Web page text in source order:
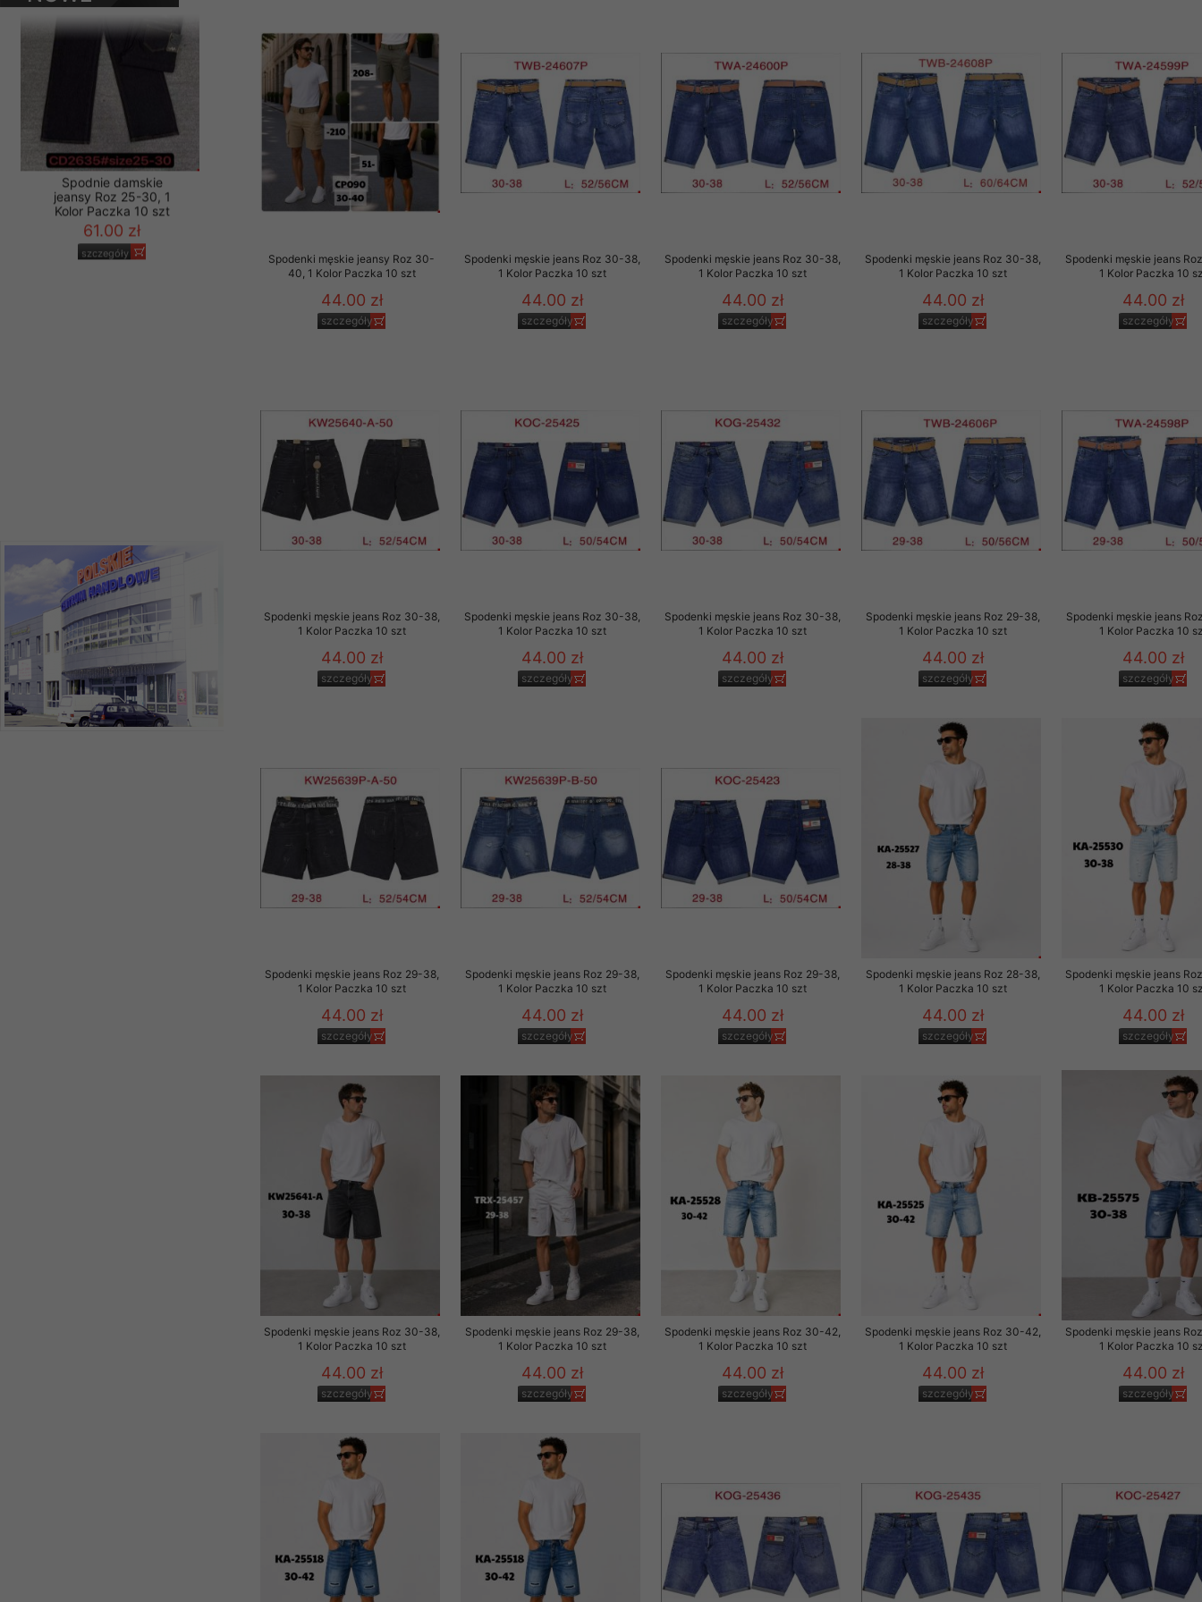
PRODUKTY
Spodnie damskie
jeansy Roz 25-30, 1
Spodenki męskie jeansy Roz 30-
40, 1 Kolor Paczka 10 szt
44.00 zł
szczegóły
Spodenki męskie jeans Roz 30-38,
1 Kolor Paczka 10 szt
44.00 zł
szczegóły
Spodenki męskie jeans Roz 30-38,
1 Kolor Paczka 10 szt
44.00 zł
szczegóły
Spodenki męskie jeans Roz 30-38,
1 Kolor Paczka 10 szt
44.00 zł
szczegóły
Spodenki męskie jeans
1 Kolor Paczka 10
44.00 zł
szczegóły
Spodenki męskie jeans Roz 30-38,
1 Kolor Paczka 10 szt
44.00 zł
szczegóły
Spodenki męskie jeans Roz 30-38,
1 Kolor Paczka 10 szt
44.00 zł
szczegóły
Spodenki męskie jeans Roz 30-38,
1 Kolor Paczka 10 szt
44.00 zł
szczegóły
Spodenki męskie jeans Roz 29-38,
1 Kolor Paczka 10 szt
44.00 zł
szczegóły
Spodenki męskie jeans
1 Kolor Paczka 10
44.00 zł
szczegóły
Spodenki męskie jeans Roz 29-38,
1 Kolor Paczka 10 szt
44.00 zł
szczegóły
Spodenki męskie jeans Roz 29-38,
1 Kolor Paczka 10 szt
44.00 zł
szczegóły
Spodenki męskie jeans Roz 29-38,
1 Kolor Paczka 10 szt
44.00 zł
szczegóły
Spodenki męskie jeans Roz 28-38,
1 Kolor Paczka 10 szt
44.00 zł
szczegóły
Spodenki męskie jeans
1 Kolor Paczka 10
44.00 zł
szczegóły
Spodenki męskie jeans Roz 30-38,
1 Kolor Paczka 10 szt
44.00 zł
szczegóły
Spodenki męskie jeans Roz 29-38,
1 Kolor Paczka 10 szt
44.00 zł
szczegóły
Spodenki męskie jeans Roz 30-42,
1 Kolor Paczka 10 szt
44.00 zł
szczegóły
Spodenki męskie jeans Roz 30-42,
1 Kolor Paczka 10 szt
44.00 zł
szczegóły
Spodenki męskie jeans
1 Kolor Paczka 10
44.00 zł
szczegóły
szczególności newslettera wysyłanego Klientowi, jeżeli potwierdzi wyraźnie wskazanego przez nas linka
zawierającego akceptację na otrzymywanie newslettera o aktualnych promocjach, rabatach i nowościach w
naszym Sklepie. Materiały te dotyczą wyłącznie oferty naszego Sklepu.
Wszelkie pytania, wnioski i sugestie odnoszące się do ochrony Państwa prywatności, w szczególności danych
osobowych prosimy zgłaszać na email